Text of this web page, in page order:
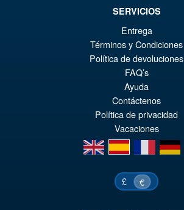
AÑADIR AL CARRITO
SERVICIOS
Entrega
Términos y Condiciones
Política de devoluciones
FAQ’s
Ayuda
Contáctenos
Política de privacidad
Vacaciones
en
es fr de
£ €